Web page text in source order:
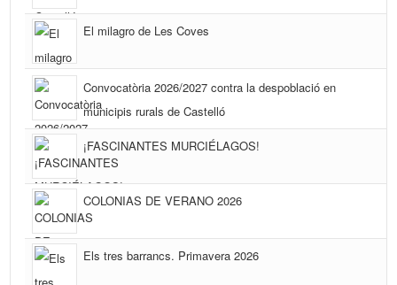
El milagro de Les Coves
Convocatòria 2026/2027 contra la despoblació en
municipis rurals de Castelló
¡FASCINANTES MURCIÉLAGOS!
COLONIAS DE VERANO 2026
Els tres barrancs. Primavera 2026